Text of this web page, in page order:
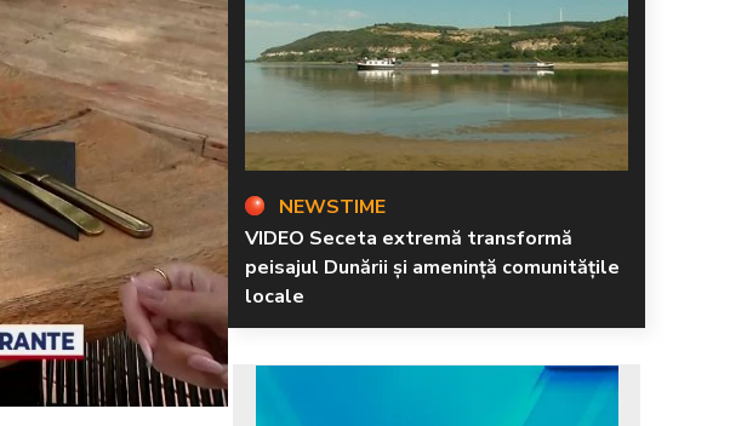
NEWSTIME
VIDEO Seceta extremă transformă
peisajul Dunării și amenință comunitățile
locale